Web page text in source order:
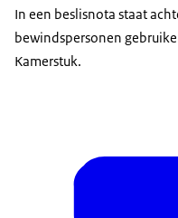
In een beslisnota staat
bewindspersonen
Kamerstuk.